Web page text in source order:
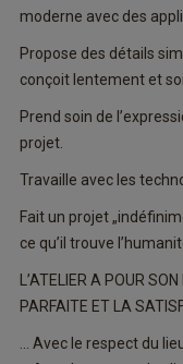
moderne avec des
Propose des détails
conçoit lentement et
Prend soin de
projet.
Travaille avec les
Fait un projet
ce qu’il trouve
L’ATELIER A POUR
PARFAITE ET LA
… Avec le respect du